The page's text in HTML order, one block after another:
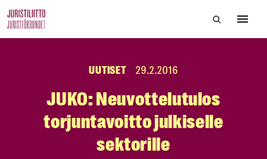
to
Hae
UUTISET 29.2.2016
JUKO: Neuvottelutulos
torjuntavoitto julkiselle
sektorille